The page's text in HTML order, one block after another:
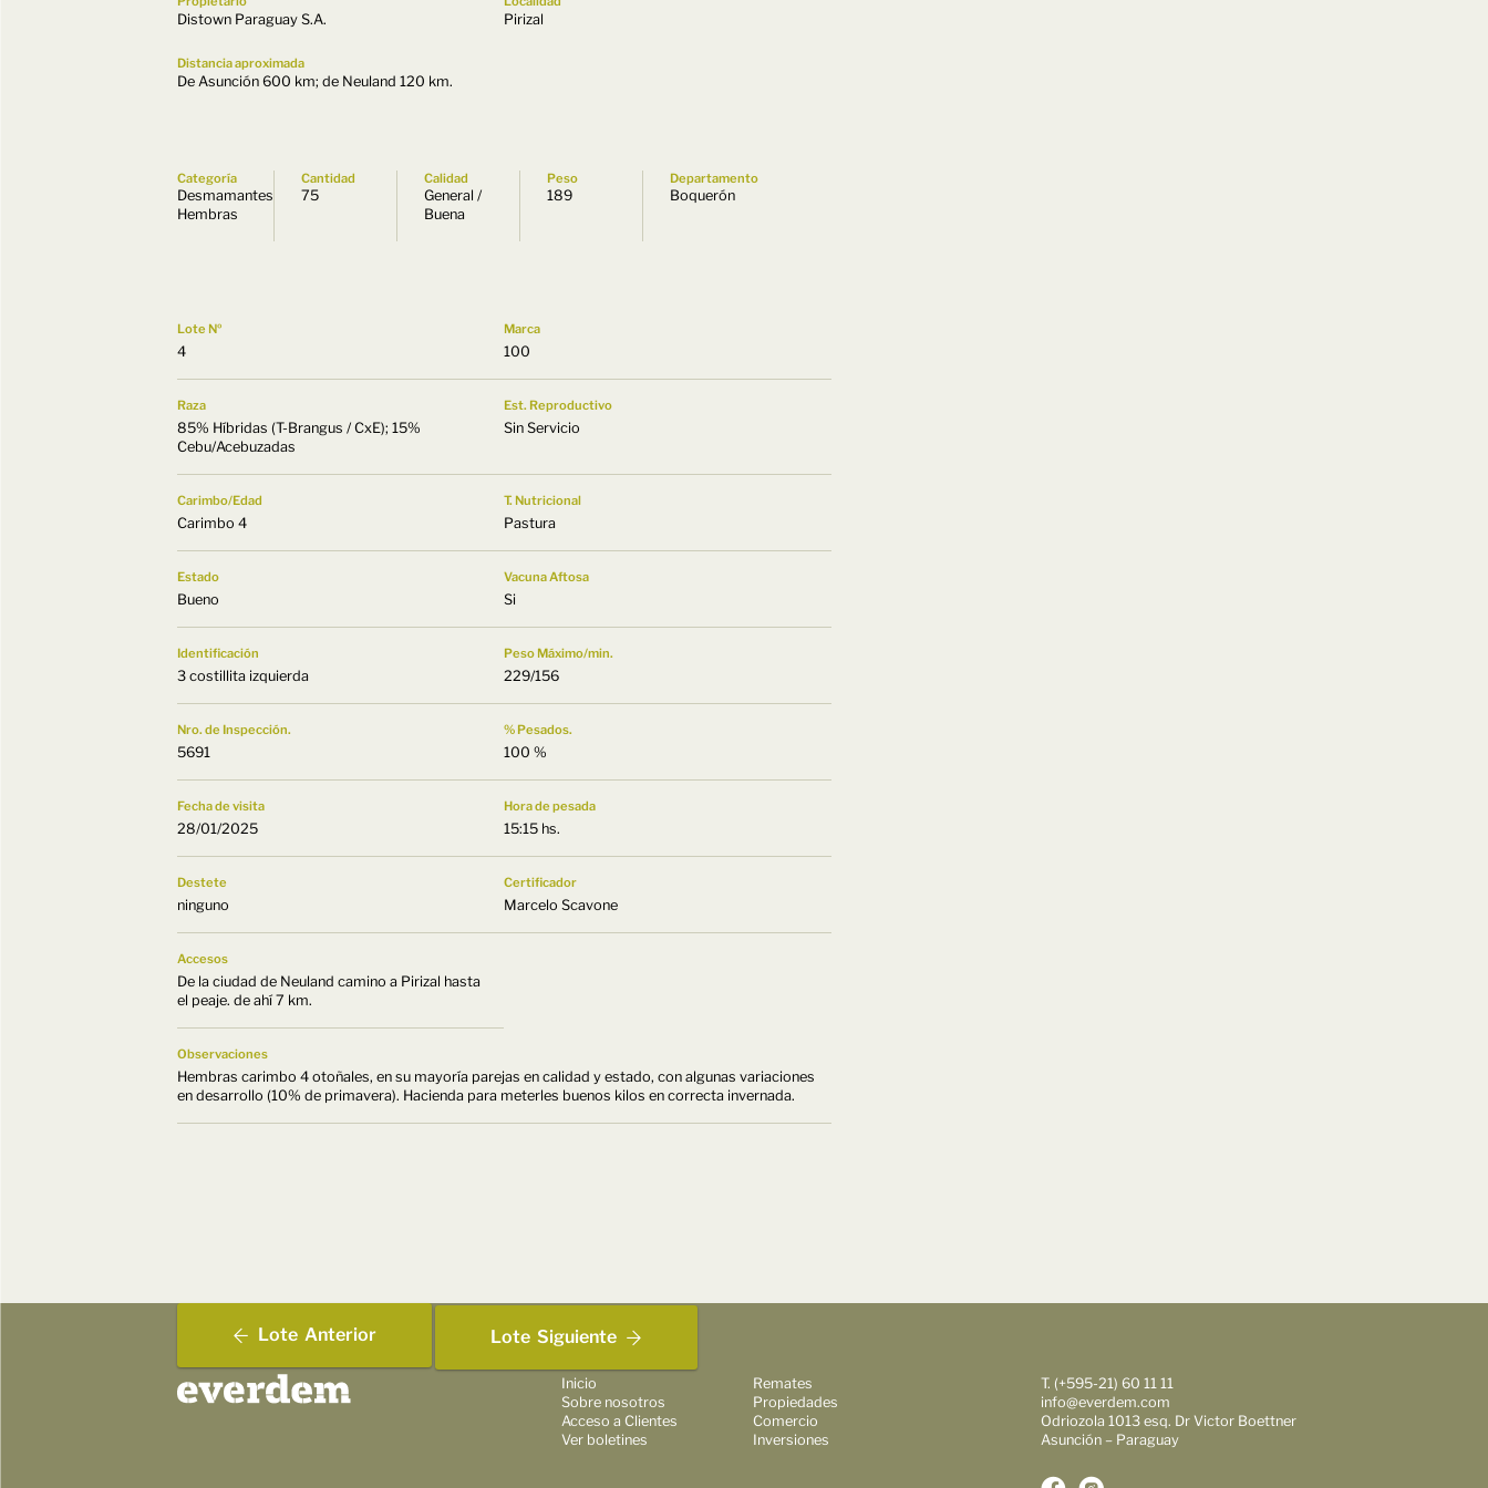
Distown Paraguay S.A. Pirizal
Distancia aproximada
De Asunción 600 km; de Neuland 120 km.
Categoría
Desmamantes
Hembras
Cantidad
75
Calidad
General /
Buena
Peso
189
Departamento
Boquerón
Lote Nº
4
Marca
100
Raza
85% Híbridas (T-Brangus / CxE); 15%
Cebu/Acebuzadas
Est. Reproductivo
Sin Servicio
Carimbo/Edad
Carimbo 4
T. Nutricional
Pastura
Estado
Bueno
Vacuna Aftosa
Si
Identificación
3 costillita izquierda
Peso Máximo/min.
229/156
Nro. de Inspección.
5691
% Pesados.
100 %
Fecha de visita
28/01/2025
Hora de pesada
15:15 hs.
Destete
ninguno
Certificador
Marcelo Scavone
Accesos
De la ciudad de Neuland camino a Pirizal hasta
el peaje. de ahí 7 km.
Observaciones
Hembras carimbo 4 otoñales, en su mayoría parejas en calidad y estado, con algunas variaciones
en desarrollo (10% de primavera). Hacienda para meterles buenos kilos en correcta invernada.
Lote Anterior Lote Siguiente
Inicio
Sobre nosotros
Acceso a Clientes
Ver boletines
Remates
Propiedades
Comercio
Inversiones
T. (+595-21) 60 11 11
info@everdem.com
Odriozola 1013 esq. Dr Victor Boettner
Asunción – Paraguay